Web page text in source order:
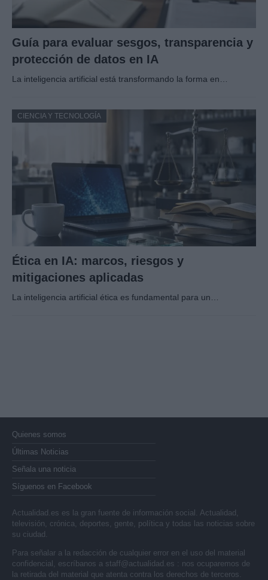
Guía para evaluar sesgos, transparencia y
protección de datos en IA
La inteligencia artificial está transformando la forma en…
CIENCIA Y TECNOLOGÍA
Ética en IA: marcos, riesgos y
mitigaciones aplicadas
La inteligencia artificial ética es fundamental para un…
Quienes somos
Últimas Noticias
Señala una noticia
Síguenos en Facebook
Actualidad.es es la gran fuente de información social. Actualidad,
televisión, crónica, deportes, gente, política y todas las noticias sobre
su ciudad.
Para señalar a la redacción de cualquier error en el uso del material
confidencial, escríbanos a staff@actualidad.es : nos ocuparemos de
la retirada del material que atenta contra los derechos de terceros.